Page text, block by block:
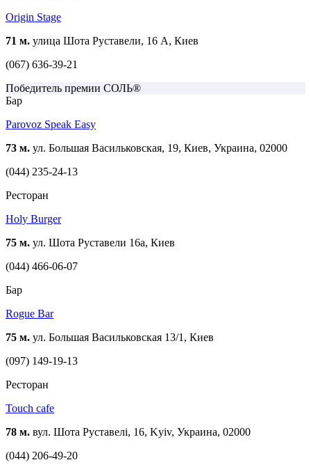
Origin Stage
71 м. улица Шота Руставели, 16 A, Киев
(067) 636-39-21
Победитель премии СОЛЬ®
Бар
Parovoz Speak Easy
73 м. ул. Большая Васильковская, 19, Киев, Украина, 02000
(044) 235-24-13
Ресторан
Holy Burger
75 м. ул. Шота Руставели 16а, Киев
(044) 466-06-07
Бар
Rogue Bar
75 м. ул. Большая Васильковская 13/1, Киев
(097) 149-19-13
Ресторан
Touch cafe
78 м. вул. Шота Руставелі, 16, Kyiv, Украина, 02000
(044) 206-49-20